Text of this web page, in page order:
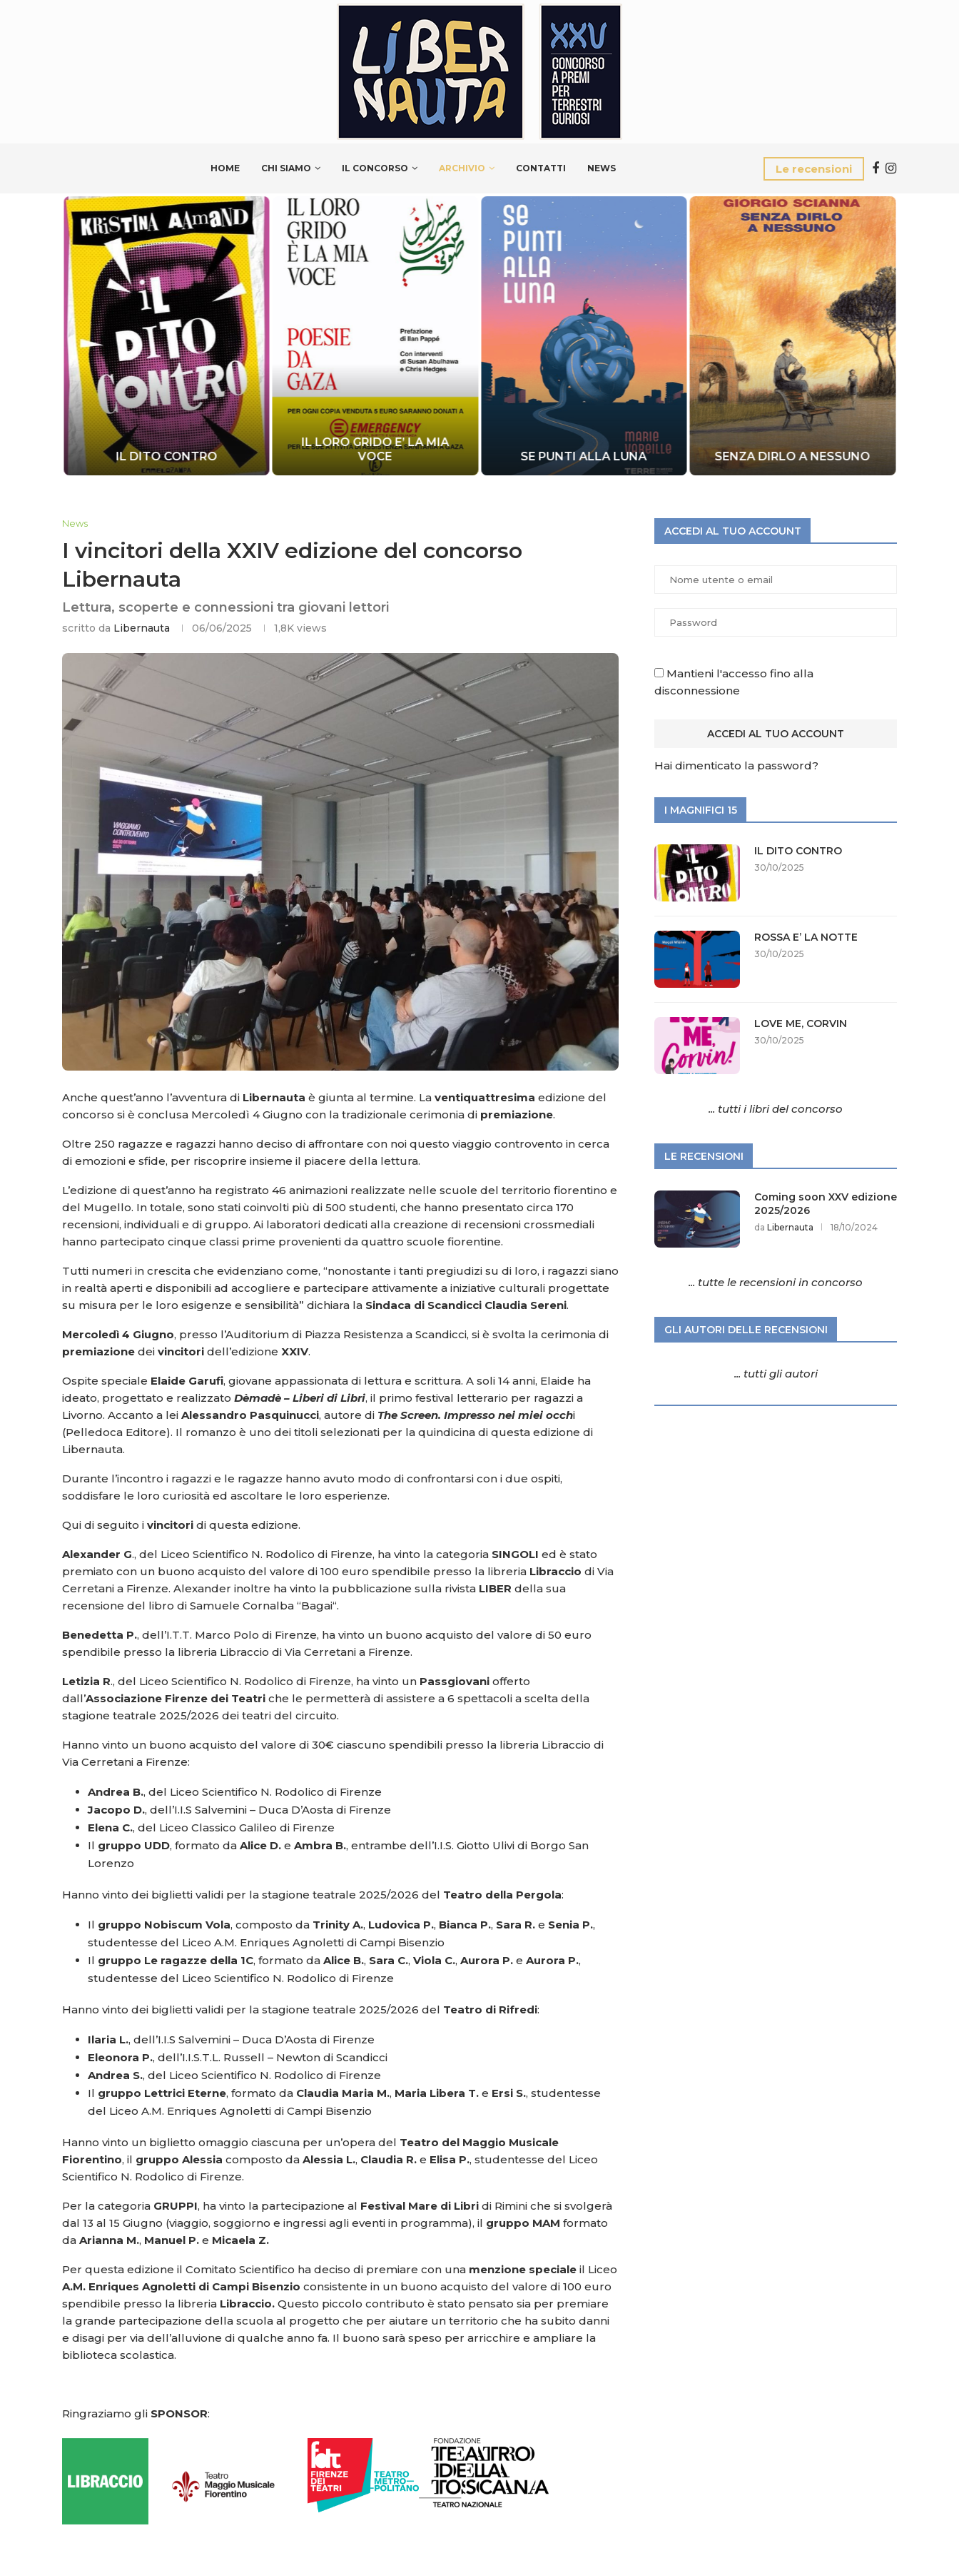
HOME CHI SIAMO IL CONCORSO ARCHIVIO CONTATTI NEWS Le recensioni
IL DITO CONTRO
IL LORO GRIDO E’ LA MIA
VOCE
SE PUNTI ALLA LUNA SENZA DIRLO A NESSUNO
News
I vincitori della XXIV edizione del concorso
Libernauta
Lettura, scoperte e connessioni tra giovani lettori
scritto da Libernauta 06/06/2025 1,8K views
Anche quest’anno l’avventura di Libernauta è giunta al termine. La ventiquattresima edizione del
concorso si è conclusa Mercoledì 4 Giugno con la tradizionale cerimonia di premiazione.
Oltre 250 ragazze e ragazzi hanno deciso di affrontare con noi questo viaggio controvento in cerca
di emozioni e sfide, per riscoprire insieme il piacere della lettura.
L’edizione di quest’anno ha registrato 46 animazioni realizzate nelle scuole del territorio fiorentino e
del Mugello. In totale, sono stati coinvolti più di 500 studenti, che hanno presentato circa 170
recensioni, individuali e di gruppo. Ai laboratori dedicati alla creazione di recensioni crossmediali
hanno partecipato cinque classi prime provenienti da quattro scuole fiorentine.
Tutti numeri in crescita che evidenziano come, “nonostante i tanti pregiudizi su di loro, i ragazzi siano
in realtà aperti e disponibili ad accogliere e partecipare attivamente a iniziative culturali progettate
su misura per le loro esigenze e sensibilità” dichiara la Sindaca di Scandicci Claudia Sereni.
Mercoledì 4 Giugno, presso l’Auditorium di Piazza Resistenza a Scandicci, si è svolta la cerimonia di
premiazione dei vincitori dell’edizione XXIV.
Ospite speciale Elaide Garufi, giovane appassionata di lettura e scrittura. A soli 14 anni, Elaide ha
ideato, progettato e realizzato Dèmadè – Liberi di Libri, il primo festival letterario per ragazzi a
Livorno. Accanto a lei Alessandro Pasquinucci, autore di The Screen. Impresso nei miei occhi
(Pelledoca Editore). Il romanzo è uno dei titoli selezionati per la quindicina di questa edizione di
Libernauta.
Durante l’incontro i ragazzi e le ragazze hanno avuto modo di confrontarsi con i due ospiti,
soddisfare le loro curiosità ed ascoltare le loro esperienze.
Qui di seguito i vincitori di questa edizione.
Alexander G., del Liceo Scientifico N. Rodolico di Firenze, ha vinto la categoria SINGOLI ed è stato
premiato con un buono acquisto del valore di 100 euro spendibile presso la libreria Libraccio di Via
Cerretani a Firenze. Alexander inoltre ha vinto la pubblicazione sulla rivista LIBER della sua
recensione del libro di Samuele Cornalba “Bagai“.
Benedetta P., dell’I.T.T. Marco Polo di Firenze, ha vinto un buono acquisto del valore di 50 euro
spendibile presso la libreria Libraccio di Via Cerretani a Firenze.
Letizia R., del Liceo Scientifico N. Rodolico di Firenze, ha vinto un Passgiovani offerto
dall’Associazione Firenze dei Teatri che le permetterà di assistere a 6 spettacoli a scelta della
stagione teatrale 2025/2026 dei teatri del circuito.
Hanno vinto un buono acquisto del valore di 30€ ciascuno spendibili presso la libreria Libraccio di
Via Cerretani a Firenze:
Andrea B., del Liceo Scientifico N. Rodolico di Firenze
Jacopo D., dell’I.I.S Salvemini – Duca D’Aosta di Firenze
Elena C., del Liceo Classico Galileo di Firenze
Il gruppo UDD, formato da Alice D. e Ambra B., entrambe dell’I.I.S. Giotto Ulivi di Borgo San
Lorenzo
Hanno vinto dei biglietti validi per la stagione teatrale 2025/2026 del Teatro della Pergola:
Il gruppo Nobiscum Vola, composto da Trinity A., Ludovica P., Bianca P., Sara R. e Senia P.,
studentesse del Liceo A.M. Enriques Agnoletti di Campi Bisenzio
Il gruppo Le ragazze della 1C, formato da Alice B., Sara C., Viola C., Aurora P. e Aurora P.,
studentesse del Liceo Scientifico N. Rodolico di Firenze
Hanno vinto dei biglietti validi per la stagione teatrale 2025/2026 del Teatro di Rifredi:
Ilaria L., dell’I.I.S Salvemini – Duca D’Aosta di Firenze
Eleonora P., dell’I.I.S.T.L. Russell – Newton di Scandicci
Andrea S., del Liceo Scientifico N. Rodolico di Firenze
Il gruppo Lettrici Eterne, formato da Claudia Maria M., Maria Libera T. e Ersi S., studentesse
del Liceo A.M. Enriques Agnoletti di Campi Bisenzio
Hanno vinto un biglietto omaggio ciascuna per un’opera del Teatro del Maggio Musicale
Fiorentino, il gruppo Alessia composto da Alessia L., Claudia R. e Elisa P., studentesse del Liceo
Scientifico N. Rodolico di Firenze.
Per la categoria GRUPPI, ha vinto la partecipazione al Festival Mare di Libri di Rimini che si svolgerà
dal 13 al 15 Giugno (viaggio, soggiorno e ingressi agli eventi in programma), il gruppo MAM formato
da Arianna M., Manuel P. e Micaela Z.
Per questa edizione il Comitato Scientifico ha deciso di premiare con una menzione speciale il Liceo
A.M. Enriques Agnoletti di Campi Bisenzio consistente in un buono acquisto del valore di 100 euro
spendibile presso la libreria Libraccio. Questo piccolo contributo è stato pensato sia per premiare
la grande partecipazione della scuola al progetto che per aiutare un territorio che ha subito danni
e disagi per via dell’alluvione di qualche anno fa. Il buono sarà speso per arricchire e ampliare la
biblioteca scolastica.
Ringraziamo gli SPONSOR:
ACCEDI AL TUO ACCOUNT
Mantieni l'accesso fino alla
disconnessione
Hai dimenticato la password?
I MAGNIFICI 15
IL DITO CONTRO
30/10/2025
ROSSA E’ LA NOTTE
30/10/2025
LOVE ME, CORVIN
30/10/2025
... tutti i libri del concorso
LE RECENSIONI
Coming soon XXV edizione
2025/2026
da Libernauta 18/10/2024
... tutte le recensioni in concorso
GLI AUTORI DELLE RECENSIONI
... tutti gli autori